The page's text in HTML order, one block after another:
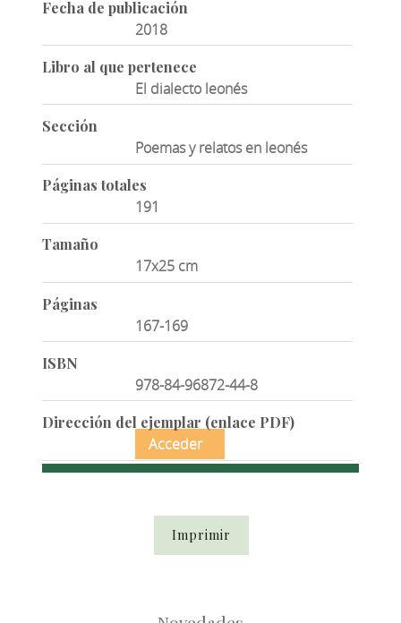
Fecha de publicación
2018
Libro al que pertenece
El dialecto leonés
Sección
Poemas y relatos en leonés
Páginas totales
191
Tamaño
17x25 cm
Páginas
167-169
ISBN
978-84-96872-44-8
Dirección del ejemplar (enlace PDF)
Acceder
Imprimir